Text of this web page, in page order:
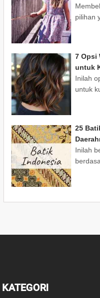
pilihan
7 Opsi
untuk
Inilah
untuk
25
Inilah
KATEGORI